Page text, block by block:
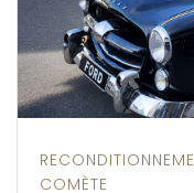
COMÈTE